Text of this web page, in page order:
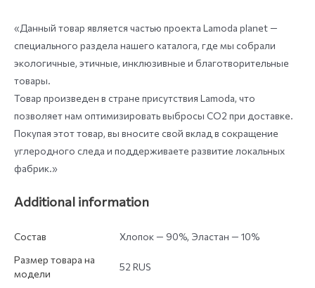
«Данный товар является частью проекта Lamoda planet —
специального раздела нашего каталога, где мы собрали
экологичные, этичные, инклюзивные и благотворительные
товары.
Товар произведен в стране присутствия Lamoda, что
позволяет нам оптимизировать выбросы СО2 при доставке.
Покупая этот товар, вы вносите свой вклад в сокращение
углеродного следа и поддерживаете развитие локальных
фабрик.»
Additional information
Состав
Хлопок — 90%, Эластан — 10%
Размер товара на
модели
52 RUS